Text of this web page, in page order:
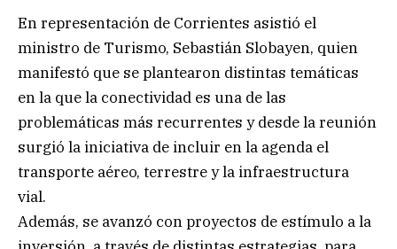
En representación de Corrientes asistió el
ministro de Turismo, Sebastián Slobayen, quien
manifestó que se plantearon distintas temáticas
en la que la conectividad es una de las
problemáticas más recurrentes y desde la reunión
surgió la iniciativa de incluir en la agenda el
transporte aéreo, terrestre y la infraestructura
vial.
Además, se avanzó con proyectos de estímulo a la